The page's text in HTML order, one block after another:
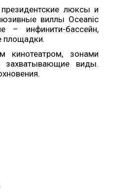
люксы и
виллы Oceanic
– инфинити-бассейн,
площадки.
кинотеатром, зонами
захватывающие виды.